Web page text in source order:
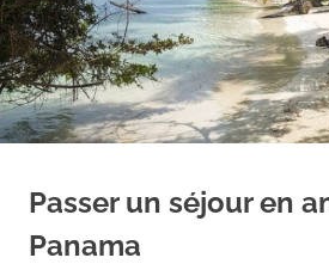
Passer un séjour en
Panama